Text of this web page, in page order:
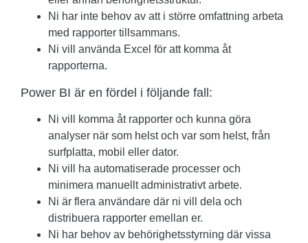
Ni har inte behov av att i större omfattning arbeta
med rapporter tillsammans.
Ni vill använda Excel för att komma åt
rapporterna.
Power BI är en fördel i följande fall:
Ni vill komma åt rapporter och kunna göra
analyser när som helst och var som helst, från
surfplatta, mobil eller dator.
Ni vill ha automatiserade processer och
minimera manuellt administrativt arbete.
Ni är flera användare där ni vill dela och
distribuera rapporter emellan er.
Ni har behov av behörighetsstyrning där vissa